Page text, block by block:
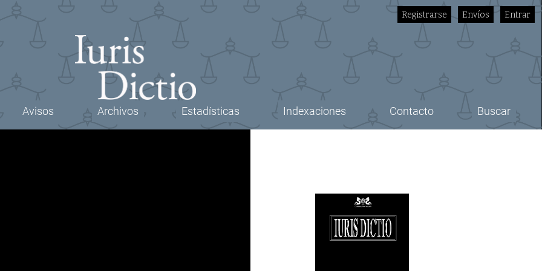
Registrarse Envíos Entrar
Avisos Archivos Estadísticas Indexaciones Contacto Buscar
Imagen de portada